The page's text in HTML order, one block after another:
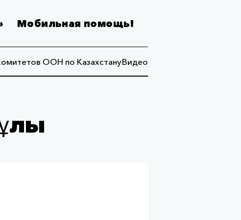
Мобильная помощь!
ООН по КазахстануВидео